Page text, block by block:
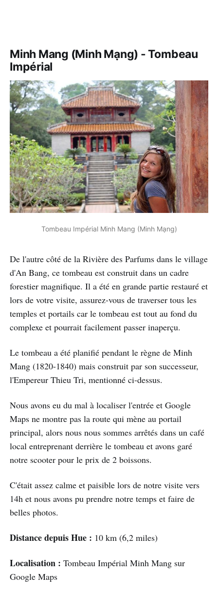
Minh Mang (Minh Mạng) - Tombeau
Impérial
Tombeau Impérial Minh Mang (Minh Mạng)
De l'autre côté de la Rivière des Parfums dans le village
d'An Bang, ce tombeau est construit dans un cadre
forestier magnifique. Il a été en grande partie restauré et
lors de votre visite, assurez-vous de traverser tous les
temples et portails car le tombeau est tout au fond du
complexe et pourrait facilement passer inaperçu.
Le tombeau a été planifié pendant le règne de Minh
Mang (1820-1840) mais construit par son successeur,
l'Empereur Thieu Tri, mentionné ci-dessus.
Nous avons eu du mal à localiser l'entrée et Google
Maps ne montre pas la route qui mène au portail
principal, alors nous nous sommes arrêtés dans un café
local entreprenant derrière le tombeau et avons garé
notre scooter pour le prix de 2 boissons.
C'était assez calme et paisible lors de notre visite vers
14h et nous avons pu prendre notre temps et faire de
belles photos.
Distance depuis Hue : 10 km (6,2 miles)
Localisation : Tombeau Impérial Minh Mang sur
Google Maps